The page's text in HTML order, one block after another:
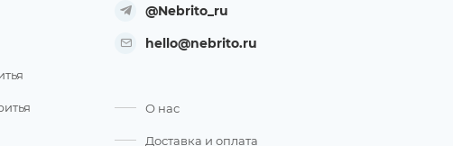
@Nebrito_ru
hello@nebrito.ru
О нас
Доставка и оплата